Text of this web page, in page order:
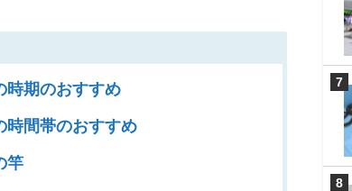
時期のおすすめ
時間帯のおすすめ
竿